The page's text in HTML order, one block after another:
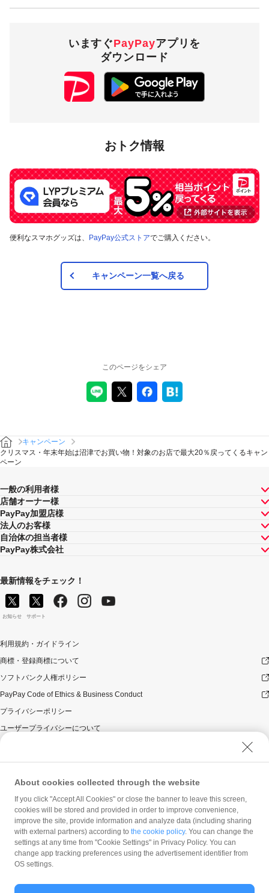
付与上限
1,000円相当／回 5,000
円相当／期間
静岡県沼津市内のPayPay加盟店のうち、
ご確認いただけます。
対象の支払方法
本キャンペーンの対象のお支払方法は、PayPay残高、ヤフー
法は対象外です。また、オンラインでのお支払いはPayPayピ
ックアップのみ対象で、それ以外は対象外です。
が同時開催する他の総付キャンペーンの中で、付与され
す。PayPay株式会社が指定する場合を除き、それらが重
複適用されることはありません。
ときにはそれらも適用されますが、1回のお支払いについ
てのPayPayボーナスの付与率は、合計で支払額の66.5％
す）。ただし、上記上限は、マイナポイント付与期間中
（2020年9月1日～2021年3月31日）のお支払いに適用さ
れるものであり、2021年4月1日以降は変更予定です。
キャンペーン内容および適用条件を予告なく変更する場
合や、キャンペーン自体を予告なく中止する場合があり
ます。
意ください。
対象のお支払方法にてお支払いいただいた際に、仮に本
キャンペーンを適用すると、本キャンペーンによるキャ
ンペーン期間中のPayPayボーナスの付与額が合計5,000
当となるよう付与いたします（付与額の合計がキャンペ
本キャンペーンの対象となった加盟店との契約の一部に
ついて取消し、無効または解除（合意解除を含み、以下
にかかわらず、また返金の有無にかかわらず、当該取消
し等の対象決済についてのPayPayボーナスの付与は全て
取消し等となった場合、理由の如何にかかわらず、また
のみ減額されます。そのため、「キャンペーン期間中の
った方が、当該取消し等の前に、PayPay決済をしていた
場合であっても、当該取消し等によって取消し等の前に
行った決済が本キャンペーンの対象となることはありま
せん。
景品について
ります。
いますぐPayPayアプリを
ダウンロード
おトク情報
便利なスマホグッズは、 PayPay公式ストアでご購入ください。
キャンペーン一覧へ戻る
このページをシェア
キャンペーン
クリスマス・年末年始は沼津でお買い物！対象のお店で最大20％戻ってくるキャン
ペーン
一般の利用者様
店舗オーナー様
PayPay加盟店様
法人のお客様
自治体の担当者様
PayPay株式会社
最新情報をチェック！
お知らせ サポート
利用規約・ガイドライン
商標・登録商標について
ソフトバンク人権ポリシー
PayPay Code of Ethics & Business Conduct
プライバシーポリシー
ユーザープライバシーについて
ウェブサイト利用規約
反社会的勢力に対する方針
勧誘方針
マネロン等基本方針
カスタマーハラスメントに関する当社の考え方
About cookies collected through the website
If you click "Accept All Cookies" or close the banner to leave this screen,
cookies will be stored and provided in order to improve convenience,
improve the site, provide information and analyze data (including sharing
with external partners) according to the cookie policy. You can change the
settings at any time from "Cookie Settings" in Privacy Policy. You can
change app tracking preferences using the advertisement identifier from
OS settings.